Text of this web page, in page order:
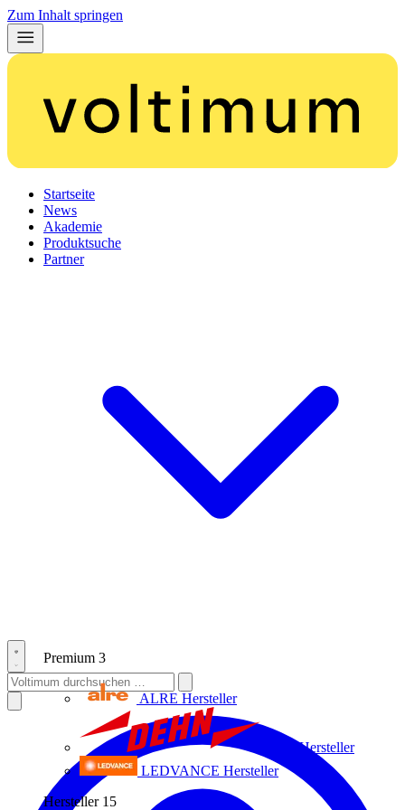
Zum Inhalt springen
Startseite
News
Akademie
Produktsuche
Partner
Premium 3
ALRE Hersteller
Hersteller
LEDVANCE Hersteller
Hersteller 15